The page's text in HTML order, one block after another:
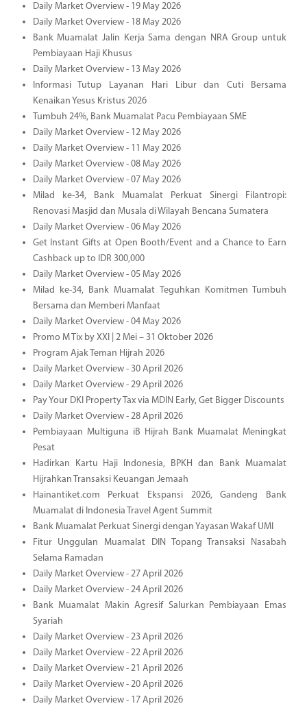
Daily Market Overview - 19 May 2026
Daily Market Overview - 18 May 2026
Bank Muamalat Jalin Kerja Sama dengan NRA Group untuk
Pembiayaan Haji Khusus
Daily Market Overview - 13 May 2026
Informasi Tutup Layanan Hari Libur dan Cuti Bersama
Kenaikan Yesus Kristus 2026
Tumbuh 24%, Bank Muamalat Pacu Pembiayaan SME
Daily Market Overview - 12 May 2026
Daily Market Overview - 11 May 2026
Daily Market Overview - 08 May 2026
Daily Market Overview - 07 May 2026
Milad ke-34, Bank Muamalat Perkuat Sinergi Filantropi:
Renovasi Masjid dan Musala di Wilayah Bencana Sumatera
Daily Market Overview - 06 May 2026
Get Instant Gifts at Open Booth/Event and a Chance to Earn
Cashback up to IDR 300,000
Daily Market Overview - 05 May 2026
Milad ke-34, Bank Muamalat Teguhkan Komitmen Tumbuh
Bersama dan Memberi Manfaat
Daily Market Overview - 04 May 2026
Promo M Tix by XXI | 2 Mei – 31 Oktober 2026
Program Ajak Teman Hijrah 2026
Daily Market Overview - 30 April 2026
Daily Market Overview - 29 April 2026
Pay Your DKI Property Tax via MDIN Early, Get Bigger Discounts
Daily Market Overview - 28 April 2026
Pembiayaan Multiguna iB Hijrah Bank Muamalat Meningkat
Pesat
Hadirkan Kartu Haji Indonesia, BPKH dan Bank Muamalat
Hijrahkan Transaksi Keuangan Jemaah
Hainantiket.com Perkuat Ekspansi 2026, Gandeng Bank
Muamalat di Indonesia Travel Agent Summit
Bank Muamalat Perkuat Sinergi dengan Yayasan Wakaf UMI
Fitur Unggulan Muamalat DIN Topang Transaksi Nasabah
Selama Ramadan
Daily Market Overview - 27 April 2026
Daily Market Overview - 24 April 2026
Bank Muamalat Makin Agresif Salurkan Pembiayaan Emas
Syariah
Daily Market Overview - 23 April 2026
Daily Market Overview - 22 April 2026
Daily Market Overview - 21 April 2026
Daily Market Overview - 20 April 2026
Daily Market Overview - 17 April 2026